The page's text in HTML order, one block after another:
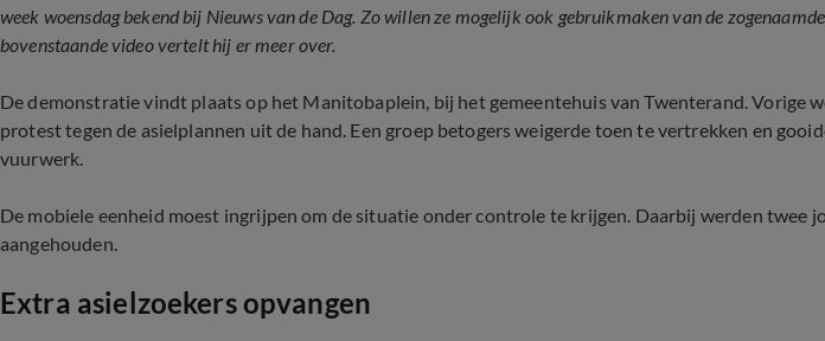
week woensdag bekend bij Nieuws van de Dag. Zo willen ze mogelijk ook gebruikmaken van de
bovenstaande video vertelt hij er meer over.
De demonstratie vindt plaats op het Manitobaplein, bij het gemeentehuis van Twenterand. Vorige
protest tegen de asielplannen uit de hand. Een groep betogers weigerde toen te vertrekken en
vuurwerk.
De mobiele eenheid moest ingrijpen om de situatie onder controle te krijgen. Daarbij werden twee
aangehouden.
Extra asielzoekers opvangen